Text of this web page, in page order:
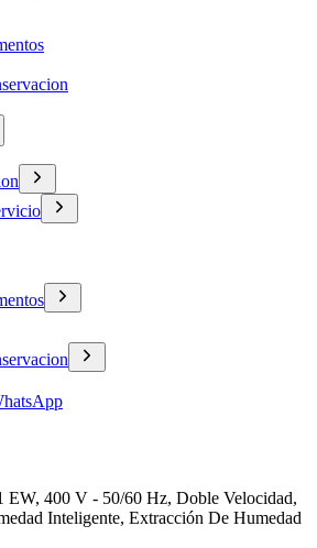
EW, 400 V - 50/60 Hz, Doble Velocidad,
Inteligente, Extracción De Humedad